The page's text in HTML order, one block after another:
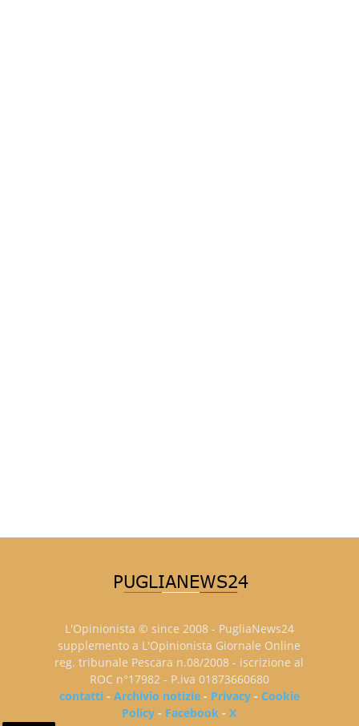
L'Opinionista © since 2008 - PugliaNews24
supplemento a L'Opinionista Giornale Online
reg. tribunale Pescara n.08/2008 - iscrizione al
ROC n°17982 - P.iva 01873660680
contatti- Archivio notizie- Privacy- Cookie
Policy - Facebook -X